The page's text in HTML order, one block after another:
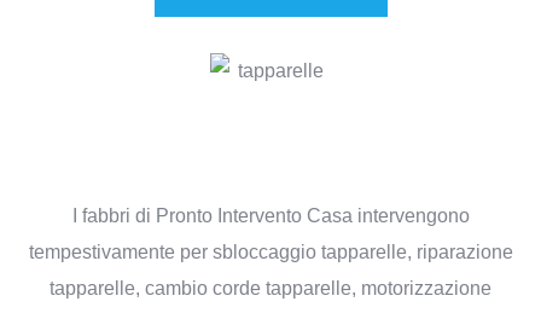
I fabbri di Pronto Intervento Casa intervengono
tempestivamente per sbloccaggio tapparelle, riparazione
tapparelle, cambio corde tapparelle, motorizzazione